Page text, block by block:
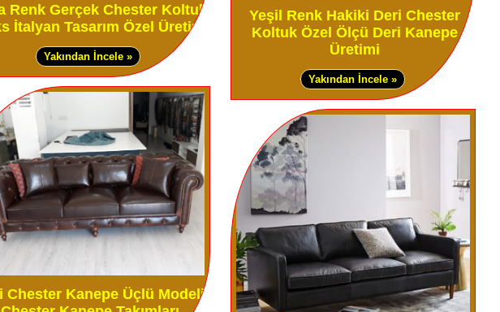
Renk Gerçek Chester Koltuk
İtalyan Tasarım Özel Üretim
Yakından İncele »
Chester Kanepe Üçlü Modeli
Yeşil Renk Hakiki Deri Chester
Koltuk Özel Ölçü Deri Kanepe
Üretimi
Yakından İncele »